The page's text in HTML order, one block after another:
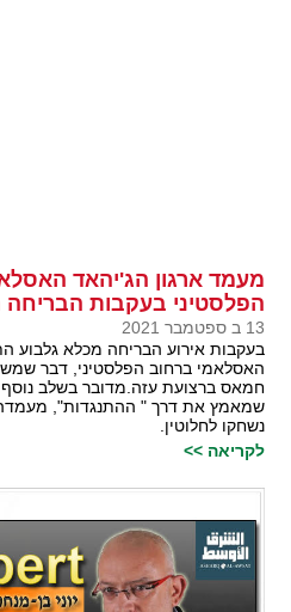
מעמד ארגון הג'יהאד
הפלסטיני בעקבות הבריחה
13 ב ספטמבר 2021
בעקבות אירוע הבריחה מכלא גלבוע
האסלאמי ברחוב הפלסטיני, דבר
חמאס ברצועת עזה.מדובר בשלב
שמאמץ את דרך " ההתנגדות",
נשחקו לחלוטין.
לקריאה >>